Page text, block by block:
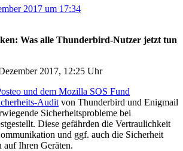
2017 um 17:34
Was alle Thunderbird-Nutzer jetzt tun
2017, 12:25 Uhr
und dem Mozilla SOS Fund
Audit von Thunderbird und Enigmail
Sicherheitsprobleme bei
Diese gefährden die Vertraulichkeit
und ggf. auch die Sicherheit
auf Ihren Geräten.